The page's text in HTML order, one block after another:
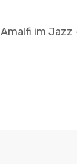
Amalfi im Jazz